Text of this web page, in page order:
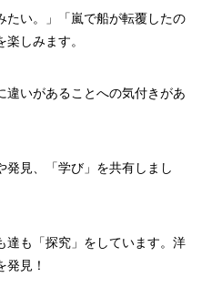
たい。」「嵐で船が転覆したの
しみます。
違いがあることへの気付きがあ
発見、「学び」を共有しまし
達も「探究」をしています。洋
発見！